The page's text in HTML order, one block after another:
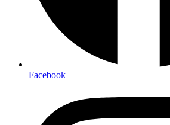
Facebook